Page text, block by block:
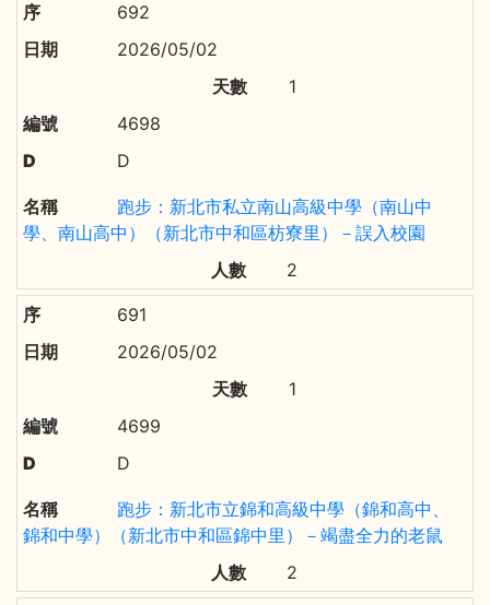
692
2026/05/02
1
4698
D
跑步：新北市私立南山高級中學（南山中
學、南山高中）（新北市中和區枋寮里）－誤入校園
2
691
2026/05/02
1
4699
D
跑步：新北市立錦和高級中學（錦和高中、
錦和中學）（新北市中和區錦中里）－竭盡全力的老鼠
2